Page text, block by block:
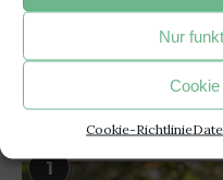
Nur
Cookie
Cookie-Richtlinie
-
BELIEBTE ARTIKEL
1